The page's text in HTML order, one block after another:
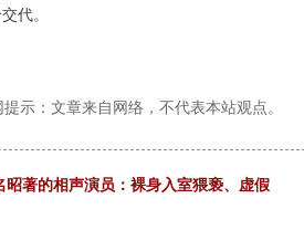
代。
提示：文章来自网络，不代表本站观点。
昭著的相声演员：裸身入室猥亵、虚假